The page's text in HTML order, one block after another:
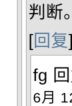
判断。
[回复]
fg
6月